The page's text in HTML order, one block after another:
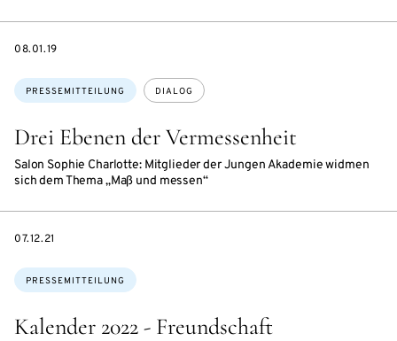
Drei Ebenen der Vermessenheit
Salon Sophie Charlotte: Mitglieder der Jungen Akademie widmen
sich dem Thema „Maß und messen“
Themen:
PRESSEMITTEILUNG DIALOG
DATE
08.01.19
Kalender 2022 - Freundschaft
Themen:
PRESSEMITTEILUNG
DATE
07.12.21